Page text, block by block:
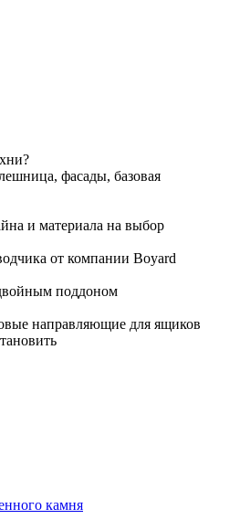
фасады, базовая
и материала на выбор
от компании Boyard
поддоном
направляющие для ящиков
камня